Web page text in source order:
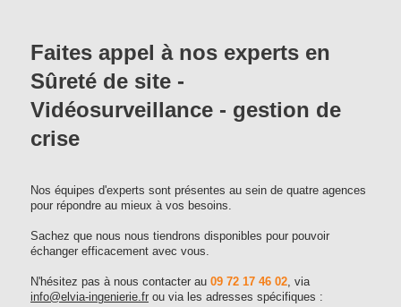
Faites appel à nos experts en
Sûreté de site -
Vidéosurveillance - gestion de
crise
Nos équipes d'experts sont présentes au sein de quatre agences
pour répondre au mieux à vos besoins.
Sachez que nous nous tiendrons disponibles pour pouvoir
échanger efficacement avec vous.
N'hésitez pas à nous contacter au 09 72 17 46 02, via
info@elvia-ingenierie.fr ou via les adresses spécifiques :